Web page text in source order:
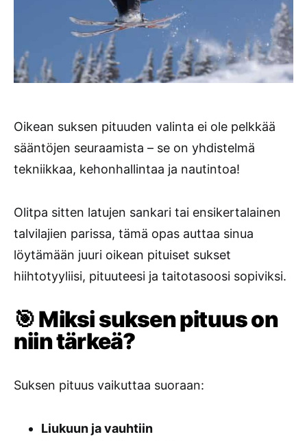
Oikean suksen pituuden valinta ei ole pelkkää
sääntöjen seuraamista – se on yhdistelmä
tekniikkaa, kehonhallintaa ja nautintoa!
Olitpa sitten latujen sankari tai ensikertalainen
talvilajien parissa, tämä opas auttaa sinua
löytämään juuri oikean pituiset sukset
hiihtotyyliisi, pituuteesi ja taitotasoosi sopiviksi.
🎯 Miksi suksen pituus on
niin tärkeä?
Suksen pituus vaikuttaa suoraan:
Liukuun ja vauhtiin